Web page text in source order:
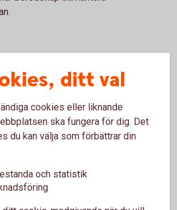
ditt val
cookies eller liknande
ska fungera för dig. Det
du kan välja som förbättrar din
och statistik